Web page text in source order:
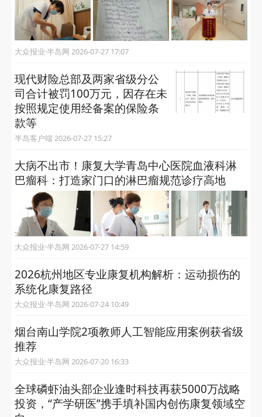
大众报业·半岛网 2026-07-27 17:07
现代财险总部及两家省级分公
司合计被罚100万元，因存在未
按照规定使用经备案的保险条
款等
半岛客户端 2026-07-27 15:27
大病不出市！康复大学青岛中心医院血液科淋
巴瘤科：打造家门口的淋巴瘤规范诊疗高地
大众报业·半岛网 2026-07-27 14:59
2026杭州地区专业康复机构解析：运动损伤的
系统化康复路径
大众报业·半岛网 2026-07-24 10:49
烟台南山学院2项教师人工智能应用案例获省级
推荐
大众报业·半岛网 2026-07-20 16:33
全球磷虾油头部企业逢时科技再获5000万战略
投资，“产学研医”携手填补国内创伤康复领域空